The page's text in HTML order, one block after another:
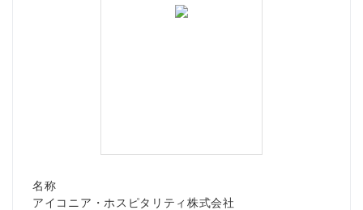
名称
アイコニア・ホスピタリティ株式会社